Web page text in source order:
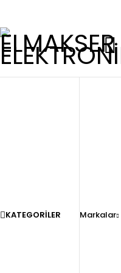
KATEGORILER Markalar